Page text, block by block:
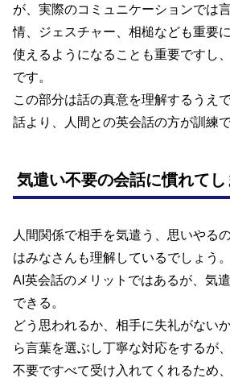
が、実際のコミュニケーションでは
情、ジェスチャー、相槌なども重要
使えるようになることも重要ですし
です。
この部分は話の真意を理解するうえ
話より、人間との英会話の方が訓練で
気遣い不要の会話に慣れてし
人間関係で相手を気遣う、思いやる
はみなさんも理解しているでしょう。
AI英会話のメリットではあるが、気
できる。
どう思われるか、相手に失礼がない
ら言葉を選ぶし丁寧な対応をするが
不要ですべて受け入れてくれるため